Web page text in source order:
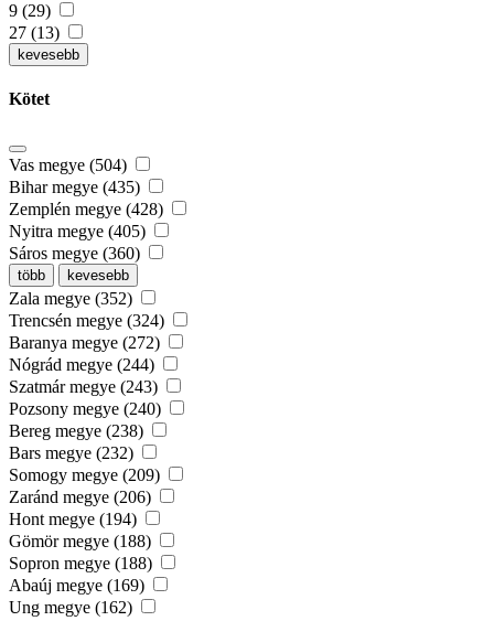
9 (29)
27 (13)
kevesebb
Kötet
Vas megye (504)
Bihar megye (435)
Zemplén megye (428)
Nyitra megye (405)
Sáros megye (360)
több kevesebb
Zala megye (352)
Trencsén megye (324)
Baranya megye (272)
Nógrád megye (244)
Szatmár megye (243)
Pozsony megye (240)
Bereg megye (238)
Bars megye (232)
Somogy megye (209)
Zaránd megye (206)
Hont megye (194)
Gömör megye (188)
Sopron megye (188)
Abaúj megye (169)
Ung megye (162)